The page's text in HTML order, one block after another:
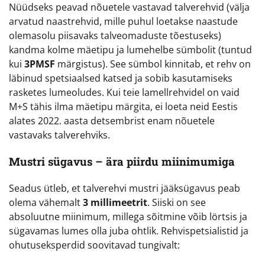
Nüüdseks peavad nõuetele vastavad talverehvid (välja
arvatud naastrehvid, mille puhul loetakse naastude
olemasolu piisavaks talveomaduste tõestuseks)
kandma kolme mäetipu ja lumehelbe sümbolit (tuntud
kui 3PMSF märgistus). See sümbol kinnitab, et rehv on
läbinud spetsiaalsed katsed ja sobib kasutamiseks
rasketes lumeoludes. Kui teie lamellrehvidel on vaid
M+S tähis ilma mäetipu märgita, ei loeta neid Eestis
alates 2022. aasta detsembrist enam nõuetele
vastavaks talverehviks.
Mustri sügavus – ära piirdu miinimumiga
Seadus ütleb, et talverehvi mustri jääksügavus peab
olema vähemalt3 millimeetrit. Siiski on see
absoluutne miinimum, millega sõitmine võib lörtsis ja
sügavamas lumes olla juba ohtlik. Rehvispetsialistid ja
ohutuseksperdid soovitavad tungivalt: